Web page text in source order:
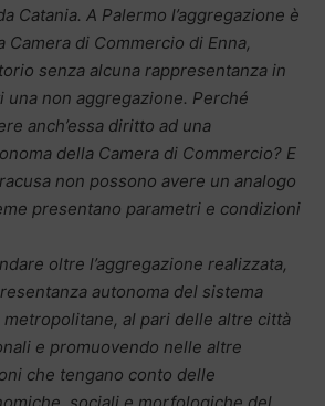
Catania. A Palermo l’aggregazione è
Camera di Commercio di Enna,
senza alcuna rappresentanza in
una non aggregazione. Perché
anch’essa diritto ad una
della Camera di Commercio? E
non possono avere un analogo
presentano parametri e condizioni
oltre l’aggregazione realizzata,
autonoma del sistema
al pari delle altre città
e promuovendo nelle altre
che tengano conto delle